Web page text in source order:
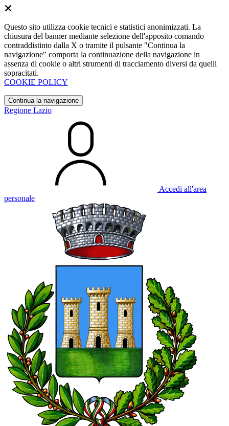
Questo sito utilizza cookie tecnici e statistici anonimizzati. La
chiusura del banner mediante selezione dell'apposito comando
contraddistinto dalla X o tramite il pulsante "Continua la
navigazione" comporta la continuazione della navigazione in
assenza di cookie o altri strumenti di tracciamento diversi da quelli
sopracitati.
COOKIE POLICY
Continua la navigazione
Regione Lazio
Accedi all'area
personale